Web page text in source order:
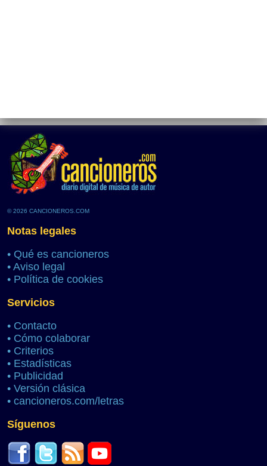
© 2026 CANCIONEROS.COM
Notas legales
• Qué es cancioneros
• Aviso legal
• Política de cookies
Servicios
• Contacto
• Cómo colaborar
• Criterios
• Estadísticas
• Publicidad
• Versión clásica
• cancioneros.com/letras
Síguenos